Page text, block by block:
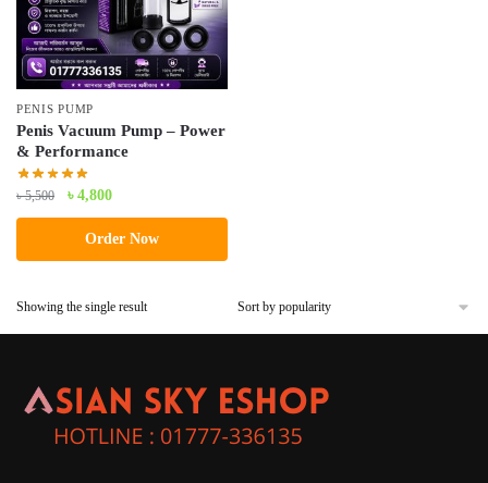
PENIS PUMP
Penis Vacuum Pump – Power
& Performance
৳5,500
Original
price
was:
৳ 5,500.
৳ 4,800Current
price
is:
৳ 4,800.
Order Now
Showing the single result